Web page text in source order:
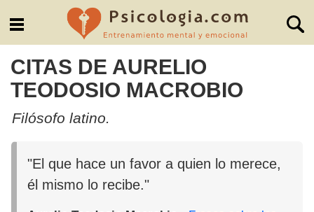
CITAS DE AURELIO
TEODOSIO MACROBIO
Filósofo latino.
"El que hace un favor a quien lo merece,
él mismo lo recibe."